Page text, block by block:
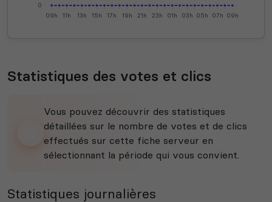
0
09h 11h 13h 15h 17h 19h 21h 23h 01h 03h 05h 07h 09h
Statistiques des votes et clics
Vous pouvez découvrir des statistiques
détaillées sur le nombre de votes et de clics
effectués sur cette fiche serveur en
sélectionnant la période qui vous convient.
Statistiques journalières